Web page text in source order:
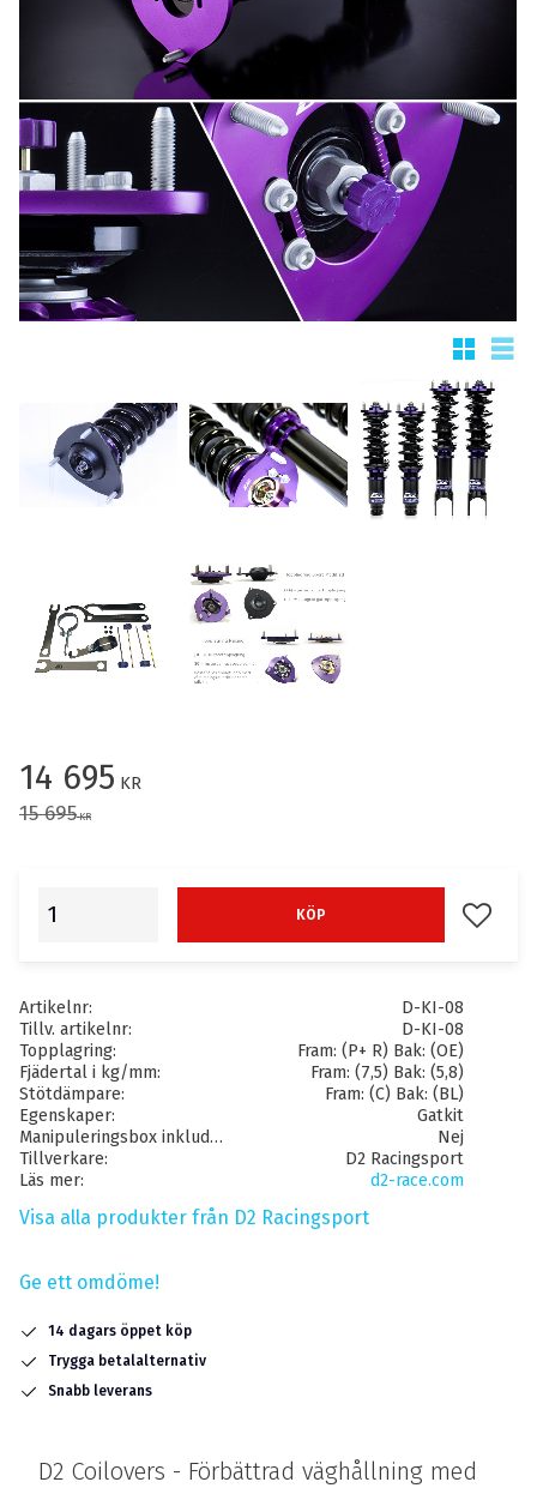
Nedsatt pris:
14 695 KR
Ordinarie pris:
15 695KR
KÖP Lägg
Artikelnr
D-KI-08
Tillv. artikelnr
D-KI-08
Topplagring
Fram: (P+ R) Bak: (OE)
Fjädertal i kg/mm
Fram: (7,5) Bak: (5,8)
Stötdämpare
Fram: (C) Bak: (BL)
Egenskaper
Gatkit
Manipuleringsbox inkluderat
Nej
Tillverkare
D2 Racingsport
Läs mer
d2-race.com
Visa alla produkter från D2 Racingsport
Ge ett omdöme!
14 dagars öppet köp
Trygga betalalternativ
Snabb leverans
D2 Coilovers - Förbättrad väghållning med